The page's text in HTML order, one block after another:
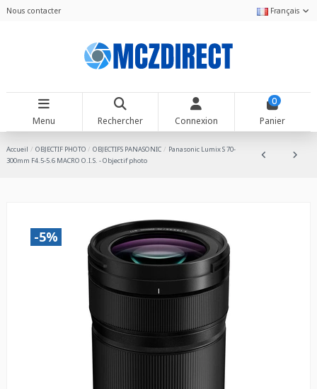
Nous contacter Français
Menu Rechercher Connexion
0
Panier
Accueil OBJECTIF PHOTO OBJECTIFS PANASONIC
Panasonic Lumix S 70-
300mm F4.5-5.6 MACRO O.I.S. - Objectif photo
-5%